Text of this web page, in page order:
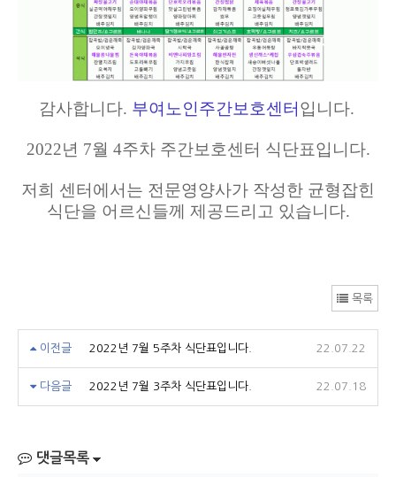
감사합니다. 부여노인주간보호센터입니다.
2022년 7월 4주차 주간보호센터 식단표입니다.
저희 센터에서는 전문영양사가 작성한 균형잡힌
식단을 어르신들께 제공드리고 있습니다.
목록
이전글 2022년 7월 5주차 식단표입니다. 22.07.22
다음글 2022년 7월 3주차 식단표입니다. 22.07.18
댓글목록